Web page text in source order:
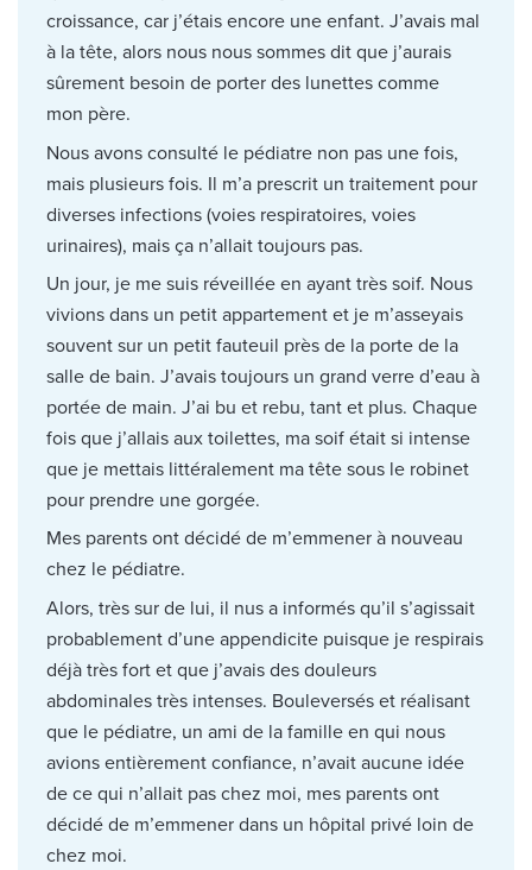
croissance, car j’étais encore une enfant. J’avais mal
à la tête, alors nous nous sommes dit que j’aurais
sûrement besoin de porter des lunettes comme
mon père.
Nous avons consulté le pédiatre non pas une fois,
mais plusieurs fois. Il m’a prescrit un traitement pour
diverses infections (voies respiratoires, voies
urinaires), mais ça n’allait toujours pas.
Un jour, je me suis réveillée en ayant très soif. Nous
vivions dans un petit appartement et je m’asseyais
souvent sur un petit fauteuil près de la porte de la
salle de bain. J’avais toujours un grand verre d’eau à
portée de main. J’ai bu et rebu, tant et plus. Chaque
fois que j’allais aux toilettes, ma soif était si intense
que je mettais littéralement ma tête sous le robinet
pour prendre une gorgée.
Mes parents ont décidé de m’emmener à nouveau
chez le pédiatre.
Alors, très sur de lui, il nus a informés qu’il s’agissait
probablement d’une appendicite puisque je respirais
déjà très fort et que j’avais des douleurs
abdominales très intenses. Bouleversés et réalisant
que le pédiatre, un ami de la famille en qui nous
avions entièrement confiance, n’avait aucune idée
de ce qui n’allait pas chez moi, mes parents ont
décidé de m’emmener dans un hôpital privé loin de
chez moi.